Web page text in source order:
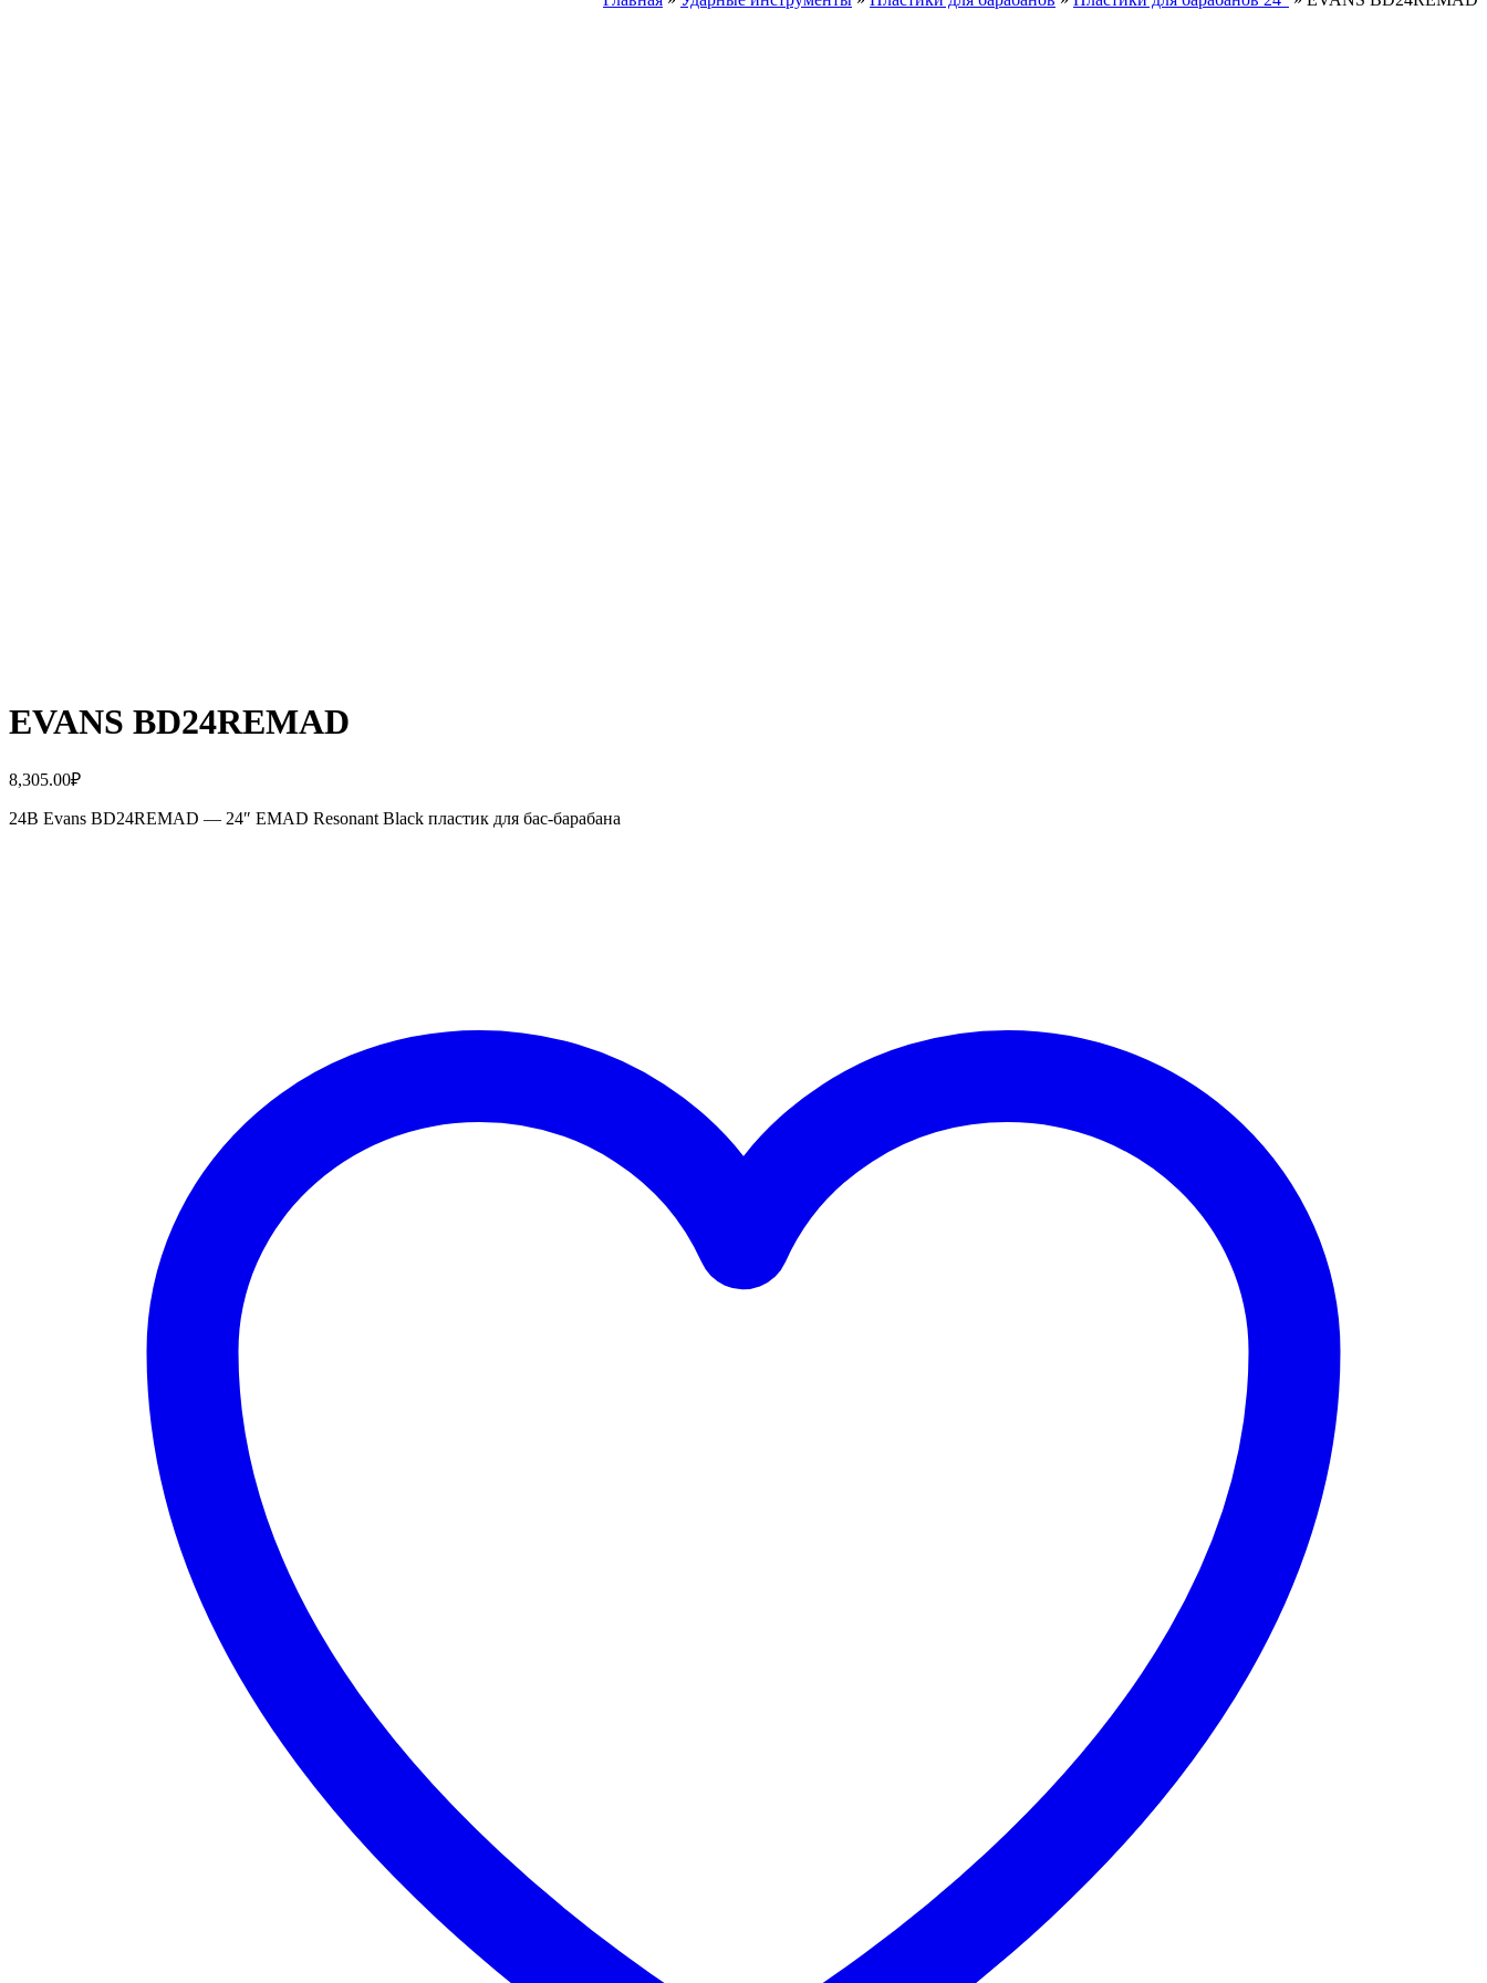
EVANS BD24REMAD
8,305.00₽
24B Evans BD24REMAD — 24″ EMAD Resonant Black пластик для бас-барабана